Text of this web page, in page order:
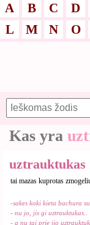
A B C D
L
M N O
Kas yra
uztrauktukas
tai mazas kuprotas
-sakes koki kieta bachura
- nu jo, jis gi uztrauktukas..
- a nu tai prie jio